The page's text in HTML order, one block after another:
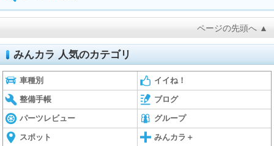
ページの先頭へ ▲
みんカラ 人気のカテゴリ
車種別 イイね！
整備手帳 ブログ
パーツレビュー グループ
スポット みんカラ＋